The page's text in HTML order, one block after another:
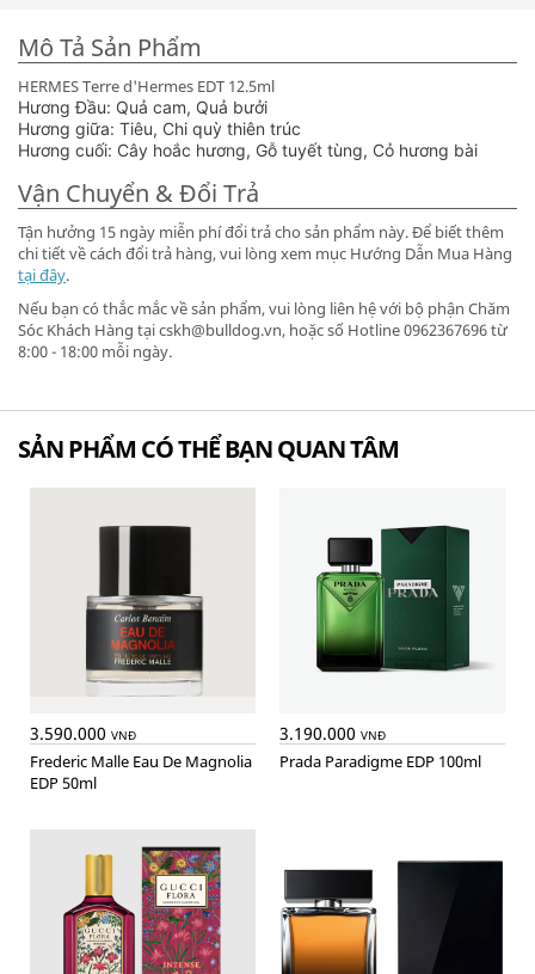
Mô Tả Sản Phẩm
HERMES Terre d'Hermes EDT 12.5ml
Hương Đầu: Quả cam, Quả bưởi
Hương giữa: Tiêu, Chi quỳ thiên trúc
Hương cuối: Cây hoắc hương, Gỗ tuyết tùng, Cỏ hương bài
Vận Chuyển & Đổi Trả
Tận hưởng 15 ngày miễn phí đổi trả cho sản phẩm này. Để biết thêm
chi tiết về cách đổi trả hàng, vui lòng xem mục Hướng Dẫn Mua Hàng
tại đây.
Nếu bạn có thắc mắc về sản phẩm, vui lòng liên hệ với bộ phận Chăm
Sóc Khách Hàng tại cskh@bulldog.vn, hoặc số Hotline 0962367696 từ
8:00 - 18:00 mỗi ngày.
SẢN PHẨM CÓ THỂ BẠN QUAN TÂM
3.590.000 VNĐ
Frederic Malle Eau De Magnolia
EDP 50ml
3.190.000 VNĐ
Prada Paradigme EDP 100ml